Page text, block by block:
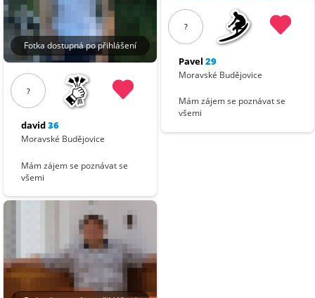
Fotka dostupná po přihlášení
?
david36
Moravské Budějovice
Mám zájem se poznávat se
všemi
?
Pavel 29
Moravské Budějovice
Mám zájem se poznávat se
všemi